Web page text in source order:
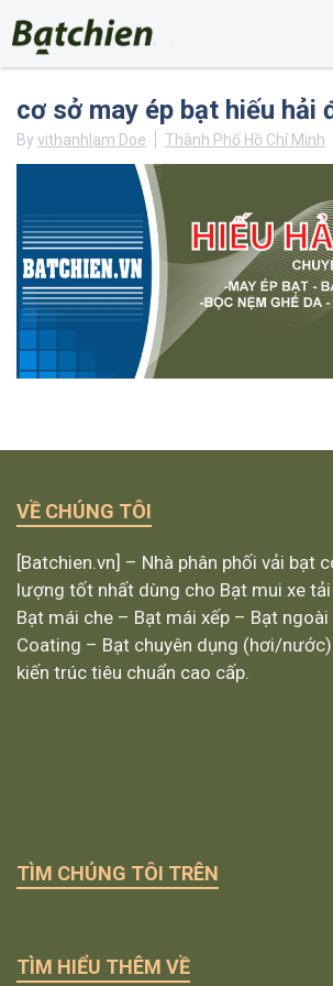
content
cơ sở may ép bạt hiếu hải
By vithanhlam Doe Thành Phố Hồ Chí Minh
VỀ CHÚNG TÔI
[Batchien.vn] – Nhà phân phối vải bạt
lượng tốt nhất dùng cho Bạt mui xe
Bạt mái che – Bạt mái xếp – Bạt
Coating – Bạt chuyên dụng (hơi/
kiến trúc tiêu chuẩn cao cấp.
TÌM CHÚNG TÔI TRÊN
TÌM HIỂU THÊM VỀ